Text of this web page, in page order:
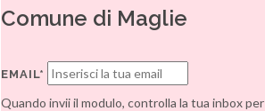
Comune di Maglie
EMAIL*
Quando invii il modulo, controlla la tua inbox per